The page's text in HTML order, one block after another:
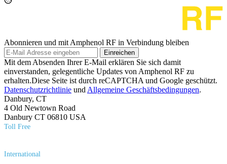
Abonnieren und mit Amphenol RF in Verbindung bleiben
Einreichen
Mit dem Absenden Ihrer E-Mail erklären Sie sich damit
einverstanden, gelegentliche Updates von Amphenol RF zu
erhalten.Diese Seite ist durch reCAPTCHA und Google geschützt.
Datenschutzrichtlinie und Allgemeine Geschäftsbedingungen.
Danbury, CT
4 Old Newtown Road
Danbury CT 06810 USA
Toll Free
International